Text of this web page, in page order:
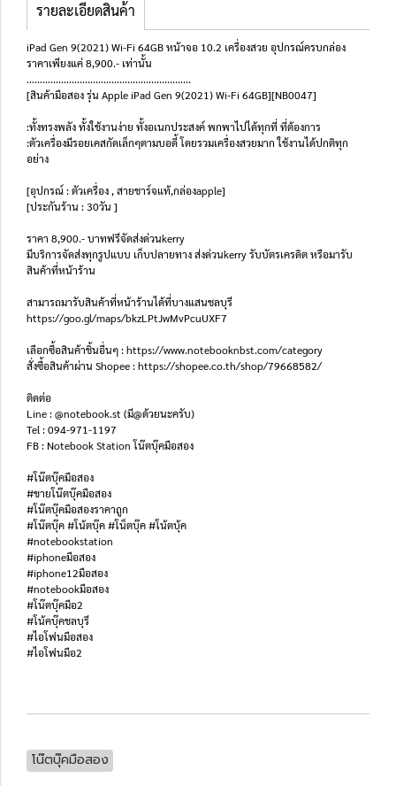
รายละเอียดสินค้า
iPad Gen 9(2021) Wi-Fi 64GB หน้าจอ 10.2 เครื่องสวย อุปกรณ์ครบกล่อง
ราคาเพียงแค่ 8,900.- เท่านั้น
..............................................................
[สินค้ามือสอง รุ่น Apple iPad Gen 9(2021) Wi-Fi 64GB][NB0047]
:ทั้งทรงพลัง ทั้งใช้งานง่าย ทั้งอเนกประสงค์ พกพาไปได้ทุกที่ ที่ต้องการ
:ตัวเครื่องมีรอยเคสกัดเล็กๆตามบอดี้ โดยรวมเครื่องสวยมาก ใช้งานได้ปกติทุก
อย่าง
[อุปกรณ์ : ตัวเครื่อง , สายชาร์จแท้,กล่องapple]
[ประกันร้าน : 30วัน ]
ราคา 8,900.- บาทฟรีจัดส่งด่วนkerry
มีบริการจัดส่งทุกรูปแบบ เก็บปลายทาง ส่งด่วนkerry รับบัตรเครดิต หรือมารับ
สินค้าที่หน้าร้าน
สามารถมารับสินค้าที่หน้าร้านได้ที่บางแสนชลบุรี
https://goo.gl/maps/bkzLPtJwMvPcuUXF7
เลือกซื้อสินค้าชิ้นอื่นๆ : https://www.notebooknbst.com/category
สั่งซื้อสินค้าผ่าน Shopee : https://shopee.co.th/shop/79668582/
ติดต่อ
Line : @notebook.st (มี@ด้วยนะครับ)
Tel : 094-971-1197
FB : Notebook Station โน๊ตบุ๊คมือสอง
#โน๊ตบุ๊คมือสอง
#ขายโน๊ตบุ๊คมือสอง
#โน๊ตบุ๊คมือสองราคาถูก
#โน๊ตบุ๊ค #โน้ตบุ๊ค #โน็ตบุ๊ค #โน้ตบุ้ค
#notebookstation
#iphoneมือสอง
#iphone12มือสอง
#notebookมือสอง
#โน๊ตบุ๊คมือ2
#โน้คบุ๊คชลบุรี
#ไอโฟนมือสอง
#ไอโฟนมือ2
โน๊ตบุ๊คมือสอง